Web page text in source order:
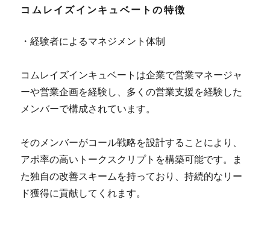
コムレイズインキュベートの特徴
・経験者によるマネジメント体制
コムレイズインキュベートは企業で営業マネージャ
ーや営業企画を経験し、多くの営業支援を経験した
メンバーで構成されています。
そのメンバーがコール戦略を設計することにより、
アポ率の高いトークスクリプトを構築可能です。ま
た独自の改善スキームを持っており、持続的なリー
ド獲得に貢献してくれます。